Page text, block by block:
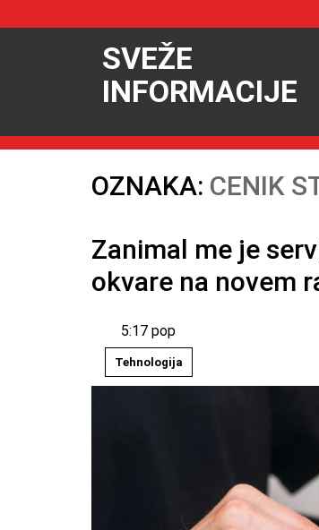
SVEŽE
INFORMACIJE
OZNAKA: CENIK
Zanimal me je
okvare na novem
5:17 pop
Tehnologija